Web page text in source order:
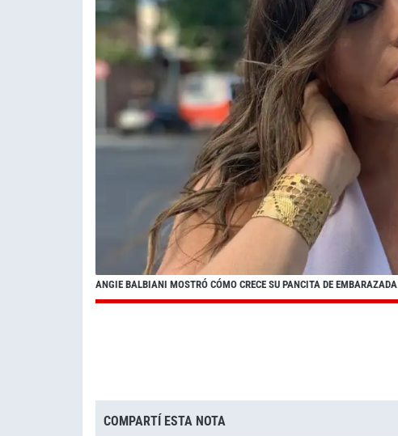
ANGIE BALBIANI MOSTRÓ CÓMO CRECE SU PANCITA DE EMBARAZADA
COMPARTÍ ESTA NOTA